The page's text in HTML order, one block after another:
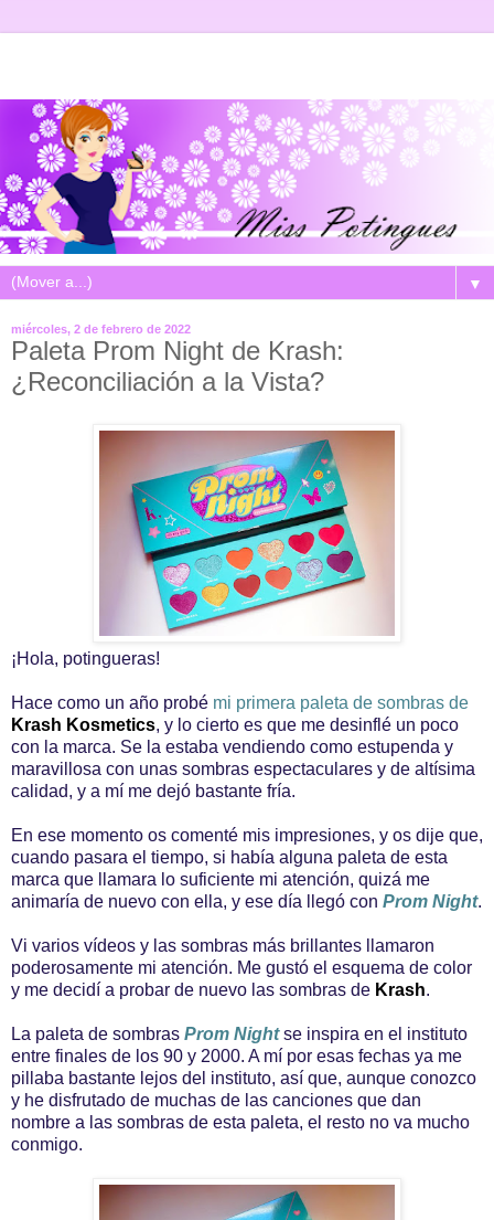
▼
miércoles, 2 de febrero de 2022
Paleta Prom Night de Krash:
¿Reconciliación a la Vista?
¡Hola, potingueras!
Hace como un año probé mi primera paleta de sombras de
Krash Kosmetics, y lo cierto es que me desinflé un poco
con la marca. Se la estaba vendiendo como estupenda y
maravillosa con unas sombras espectaculares y de altísima
calidad, y a mí me dejó bastante fría.
En ese momento os comenté mis impresiones, y os dije que,
cuando pasara el tiempo, si había alguna paleta de esta
marca que llamara lo suficiente mi atención, quizá me
animaría de nuevo con ella, y ese día llegó con Prom Night.
Vi varios vídeos y las sombras más brillantes llamaron
poderosamente mi atención. Me gustó el esquema de color
y me decidí a probar de nuevo las sombras de Krash.
La paleta de sombras Prom Nightse inspira en el instituto
entre finales de los 90 y 2000. A mí por esas fechas ya me
pillaba bastante lejos del instituto, así que, aunque conozco
y he disfrutado de muchas de las canciones que dan
nombre a las sombras de esta paleta, el resto no va mucho
conmigo.